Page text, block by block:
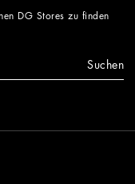
DG Stores zu finden
Suchen